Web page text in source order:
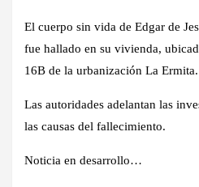
El cuerpo sin vida de Edgar de
fue hallado en su vivienda,
16B de la urbanización La Ermita.
Las autoridades adelantan las
las causas del fallecimiento.
Noticia en desarrollo…